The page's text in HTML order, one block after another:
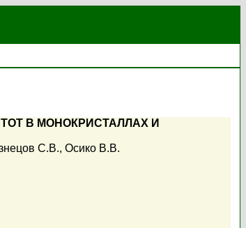
В МОНОКРИСТАЛЛАХ И
С.В., Осико В.В.